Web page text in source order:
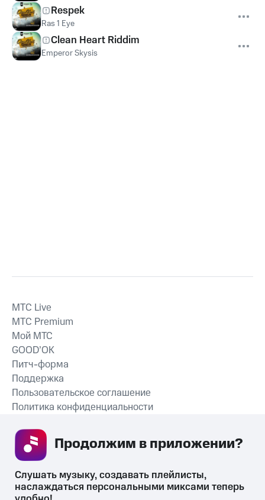
Respek
Ras 1 Eye
Clean Heart Riddim
Emperor Skysis
СКАЧАТЬ ПРИЛОЖЕНИЕ
MTС Live
MTС Premium
Мой МТС
GOOD’OK
Питч-форма
Поддержка
Пользовательское соглашение
Политика конфиденциальности
Слушать музыку, создавать плейлисты,
наслаждаться персональными миксами теперь